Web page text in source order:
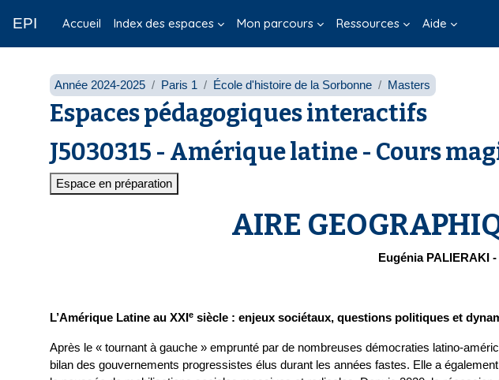
EPI Accueil Index des espaces Mon parcours Ressources Aide
Année 2024-2025 Paris 1 École d'histoire de la Sorbonne Masters
Espaces pédagogiques interactifs
J5030315 - Amérique latine - Cours
Espace en préparation
AIRE
Eugénia PALIERAKI -
L’Amérique Latine au XXIe siècle : enjeux sociétaux, questions politiques et
Après le « tournant à gauche » emprunté par de nombreuses démocraties latino-
bilan des gouvernements progressistes élus durant les années fastes. Elle a